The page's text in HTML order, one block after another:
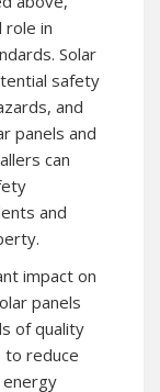
role in
Solar
safety
and
panels and
can
and
impact on
panels
of quality
to reduce